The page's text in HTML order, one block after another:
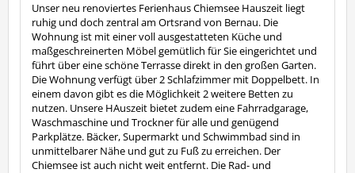
Unser neu renoviertes Ferienhaus Chiemsee Hauszeit liegt
ruhig und doch zentral am Ortsrand von Bernau. Die
Wohnung ist mit einer voll ausgestatteten Küche und
maßgeschreinerten Möbel gemütlich für Sie eingerichtet und
führt über eine schöne Terrasse direkt in den großen Garten.
Die Wohnung verfügt über 2 Schlafzimmer mit Doppelbett. In
einem davon gibt es die Möglichkeit 2 weitere Betten zu
nutzen. Unsere HAuszeit bietet zudem eine Fahrradgarage,
Waschmaschine und Trockner für alle und genügend
Parkplätze. Bäcker, Supermarkt und Schwimmbad sind in
unmittelbarer Nähe und gut zu Fuß zu erreichen. Der
Chiemsee ist auch nicht weit entfernt. Die Rad- und